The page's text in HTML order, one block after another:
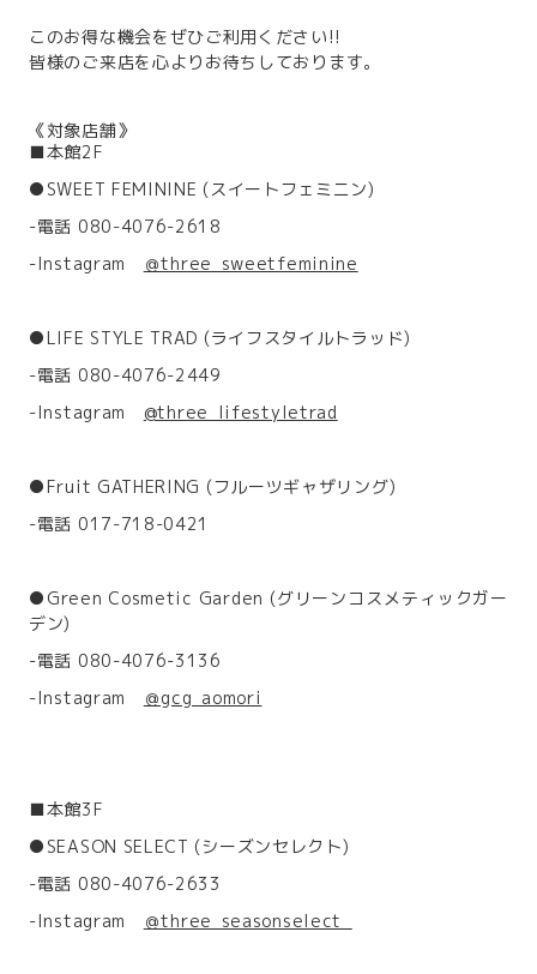
このお得な機会をぜひご利用ください!!
皆様のご来店を心よりお待ちしております。
《対象店舗》
■本館2F
●SWEET FEMININE (スイートフェミニン)
-電話 080-4076-2618
-Instagram
＠three_sweetfeminine
●LIFE STYLE TRAD (ライフスタイルトラッド)
-電話 080-4076-2449
-Instagram @three_lifestyletrad
●Fruit GATHERING (フルーツギャザリング)
-電話 017-718-0421
●Green Cosmetic Garden (グリーンコスメティックガー
デン)
-電話 080-4076-3136
-Instagram
＠gcg_aomori
■本館3F
●SEASON SELECT (シーズンセレクト)
-電話 080-4076-2633
-Instagram
＠three_seasonselect_